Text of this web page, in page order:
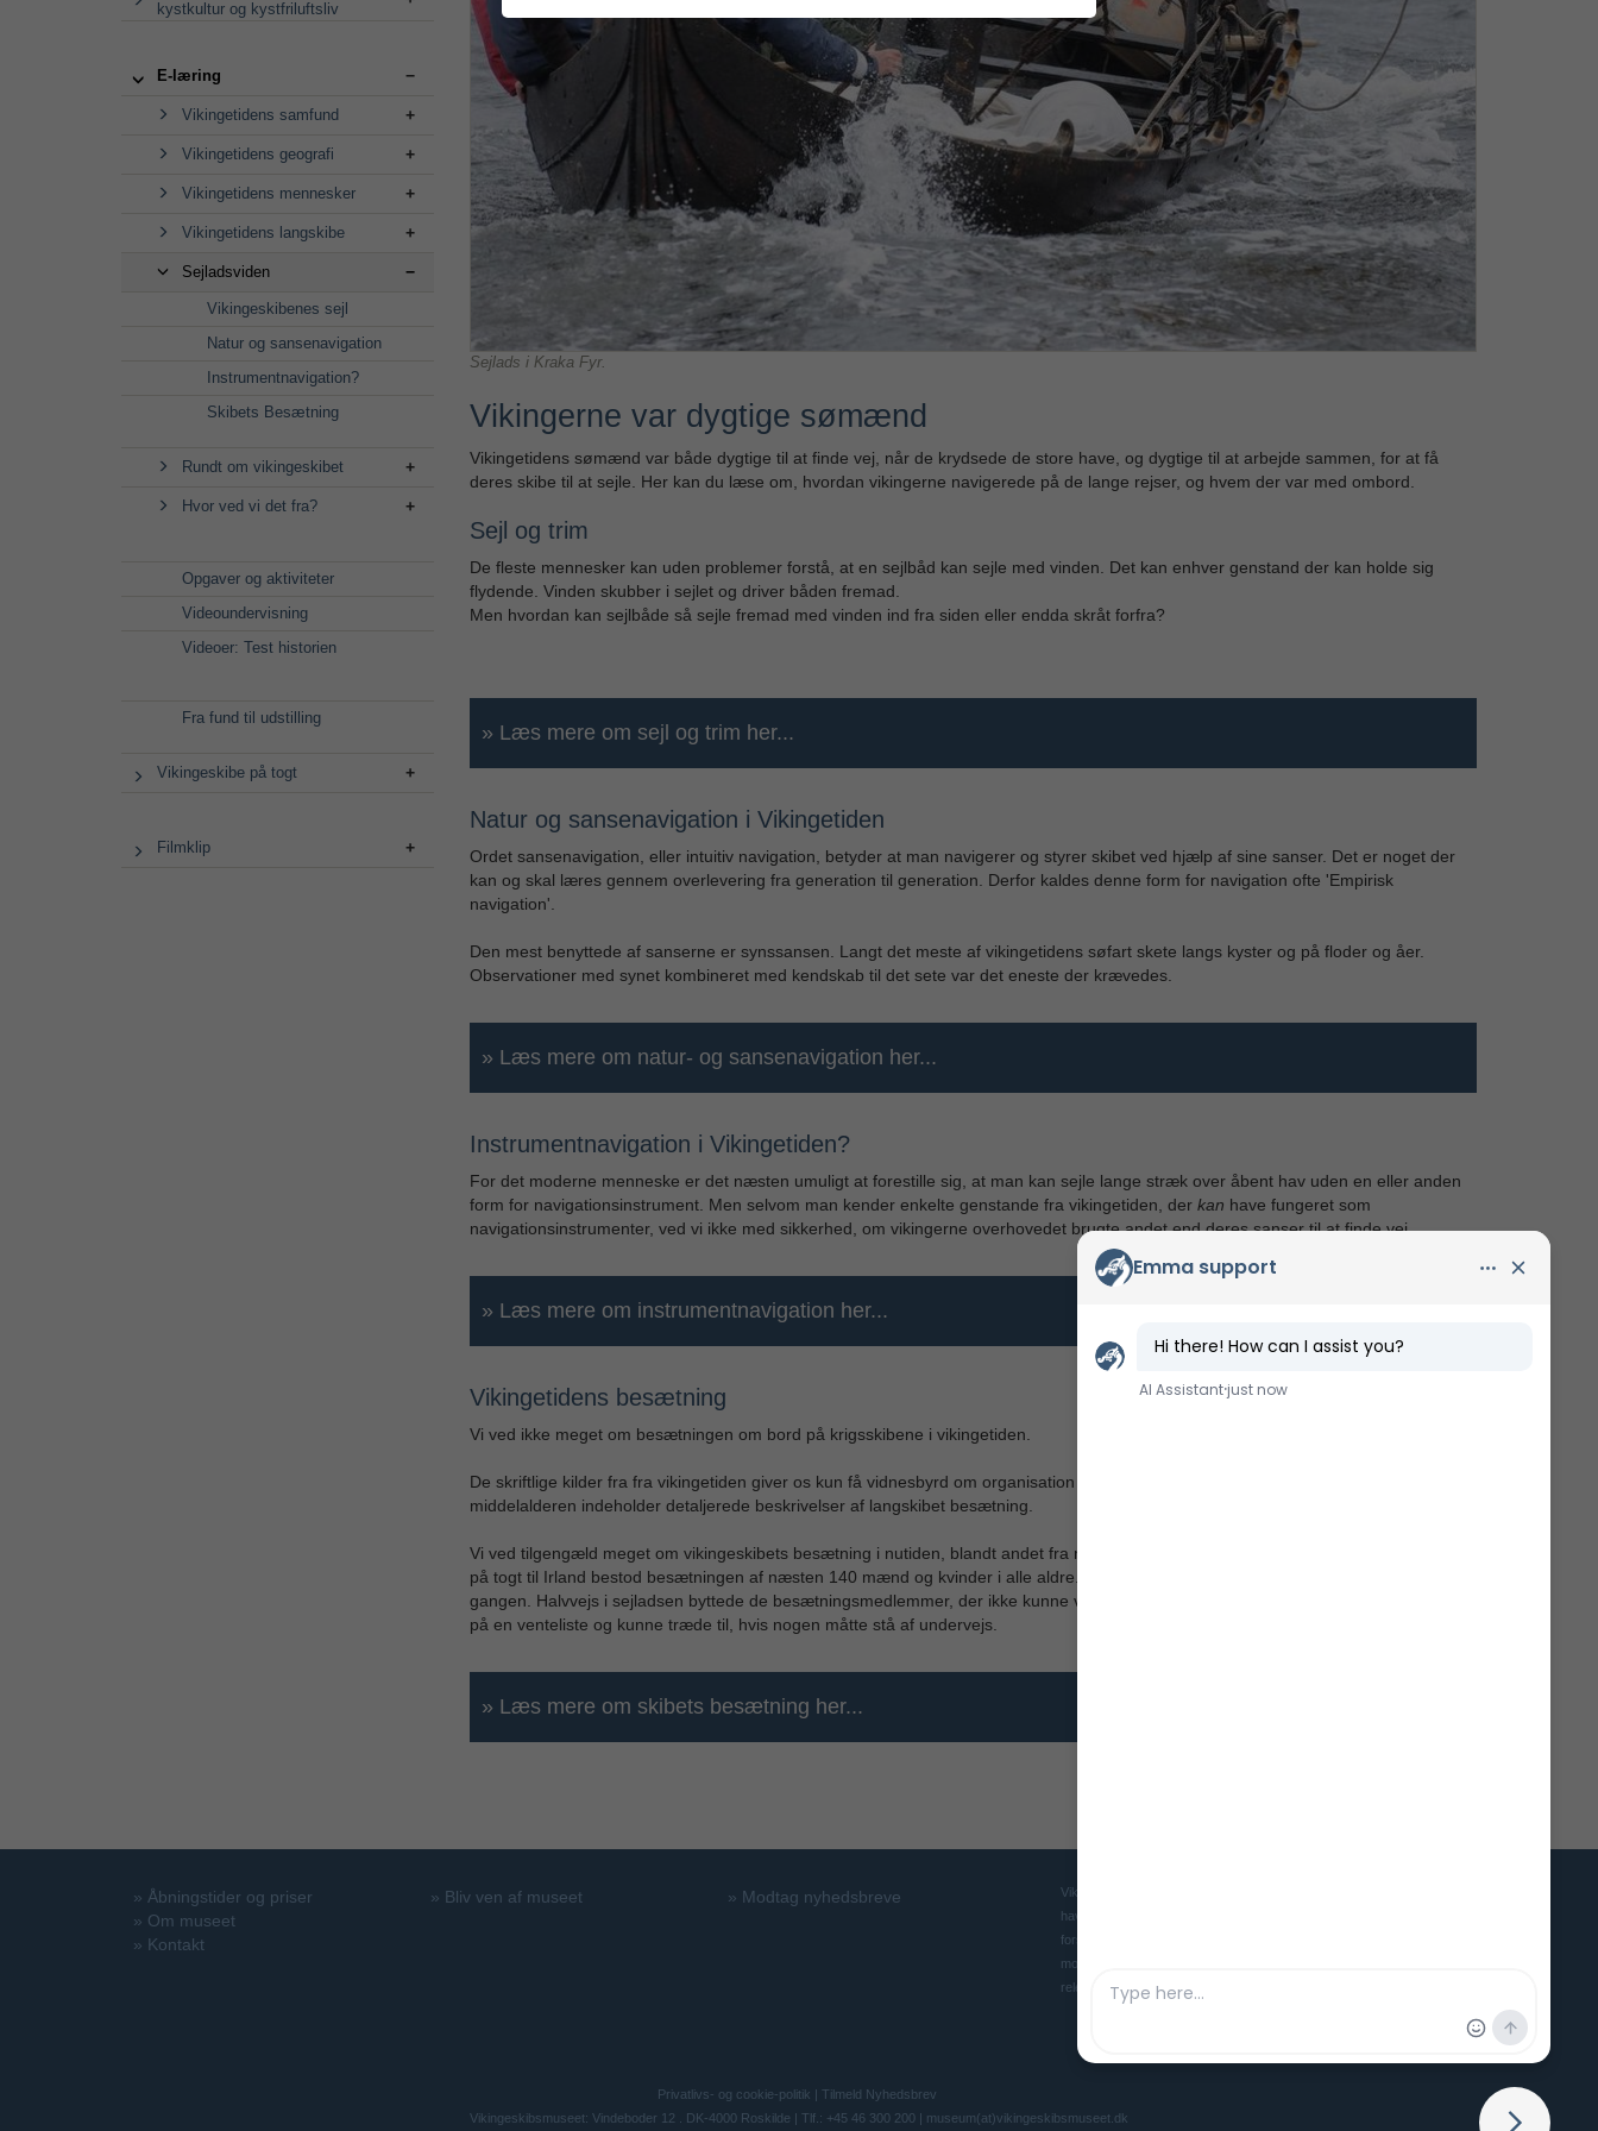
kystkultur og kystfriluftsliv
E-læring
Vikingetidens samfund
Vikingetidens geografi
Vikingetidens mennesker
Vikingetidens langskibe
Sejladsviden
Vikingeskibenes sejl
Natur og sansenavigation
Instrumentnavigation?
Skibets Besætning
Rundt om vikingeskibet
Hvor ved vi det fra?
Opgaver og aktiviteter
Videoundervisning
Videoer: Test historien
Fra fund til udstilling
Vikingeskibe på togt
Filmklip
Sejlads i Kraka Fyr.
Vikingerne var dygtige sømænd
Vikingetidens sømænd var både dygtige til at finde vej, når de krydsede de store have, og dygtige til at arbejde sammen, for at få
deres skibe til at sejle. Her kan du læse om, hvordan vikingerne navigerede på de lange rejser, og hvem der var med ombord.
Sejl og trim
De fleste mennesker kan uden problemer forstå, at en sejlbåd kan sejle med vinden. Det kan enhver genstand der kan holde sig
flydende. Vinden skubber i sejlet og driver båden fremad.
Men hvordan kan sejlbåde så sejle fremad med vinden ind fra siden eller endda skråt forfra?
» Læs mere om sejl og trim her...
Natur og sansenavigation i Vikingetiden
Ordet sansenavigation, eller intuitiv navigation, betyder at man navigerer og styrer skibet ved hjælp af sine sanser. Det er noget der
kan og skal læres gennem overlevering fra generation til generation. Derfor kaldes denne form for navigation ofte 'Empirisk
navigation'.
Den mest benyttede af sanserne er synssansen. Langt det meste af vikingetidens søfart skete langs kyster og på floder og åer.
Observationer med synet kombineret med kendskab til det sete var det eneste der krævedes.
» Læs mere om natur- og sansenavigation her...
Instrumentnavigation i Vikingetiden?
For det moderne menneske er det næsten umuligt at forestille sig, at man kan sejle lange stræk over åbent hav uden en eller anden
form for navigationsinstrument. Men selvom man kender enkelte genstande fra vikingetiden, der kan have fungeret som
navigationsinstrumenter, ved vi ikke med sikkerhed, om vikingerne overhovedet brugte andet end deres sanser til at finde vej.
» Læs mere om instrumentnavigation her...
Vikingetidens besætning
Vi ved ikke meget om besætningen om bord på krigsskibene i vikingetiden.
De skriftlige kilder fra fra vikingetiden giver os kun få vidnesbyrd om organisation og hieraki om bord og kun de norske lovtekster fra
middelalderen indeholder detaljerede beskrivelser af langskibet besætning.
Vi ved tilgengæld meget om vikingeskibets besætning i nutiden, blandt andet fra museets mange forsøgsrejser. Da Havhingsten var
på togt til Irland bestod besætningen af næsten 140 mænd og kvinder i alle aldre.Men kun 60 - 62 af disse sejlede på skibet ad
gangen. Halvvejs i sejladsen byttede de besætningsmedlemmer, der ikke kunne være med i 6 uger, plads med nye. En del befandt sig
på en venteliste og kunne træde til, hvis nogen måtte stå af undervejs.
» Læs mere om skibets besætning her...
» Åbningstider og priser
» Om museet
» Kontakt
» Bliv ven af museet » Modtag nyhedsbreve
Vikingeskibsmuseet er Danmarks museum for mennesket, skibet og
havet i oldtid og middelalder. Museet søger gennem udstillinger,
forskning og eksperimentel arkæologi at skabe et levende og
moderne museum, der gør vores maritime forhistorie interessant og
relevant for nutidens mennesker.
Privatlivs- og cookie-politik | Tilmeld Nyhedsbrev
Vikingeskibsmuseet: Vindeboder 12 . DK-4000 Roskilde | Tlf.: +45 46 300 200 | museum(at)vikingeskibsmuseet.dk